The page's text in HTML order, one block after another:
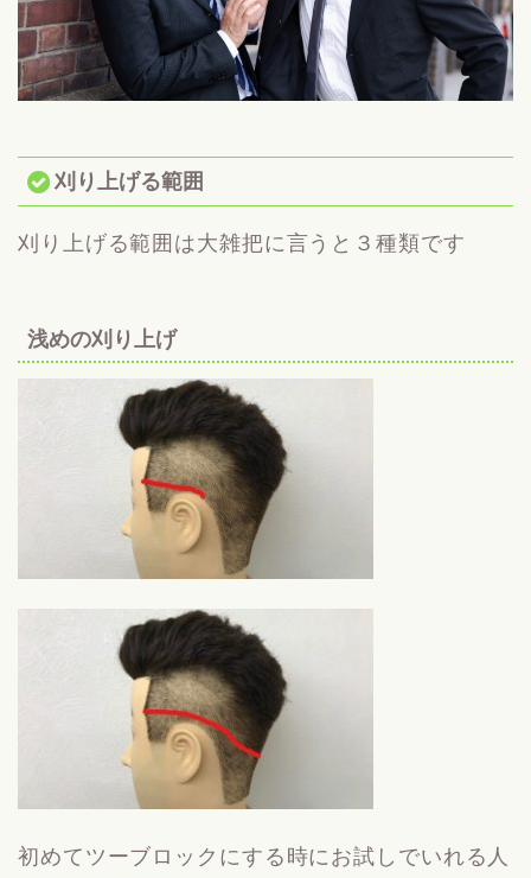
刈り上げる範囲
刈り上げる範囲は大雑把に言うと３種類です
浅めの刈り上げ
初めてツーブロックにする時にお試しでいれる人